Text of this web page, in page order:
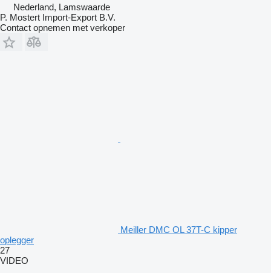
Nederland, Lamswaarde
P. Mostert Import-Export B.V.
Contact opnemen met verkoper
Meiller DMC OL 37T-C kipper
oplegger
27
VIDEO